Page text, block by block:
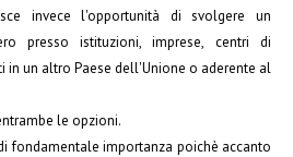
invece l'opportunità di svolgere un
presso istituzioni, imprese, centri di
in un altro Paese dell'Unione o aderente al
le opzioni.
fondamentale importanza poichè accanto